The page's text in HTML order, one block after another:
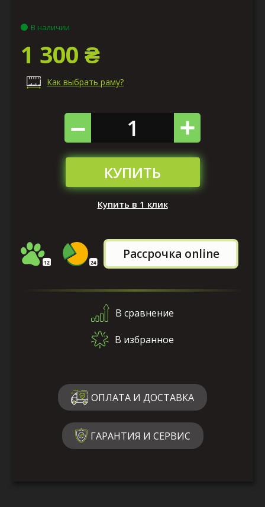
В наличии
1 300 ₴
Как выбрать раму?
КУПИТЬ
Купить в 1 клик
Рассрочка online
В сравнение
В избранное
ОПЛАТА И ДОСТАВКА
ГАРАНТИЯ И СЕРВИС